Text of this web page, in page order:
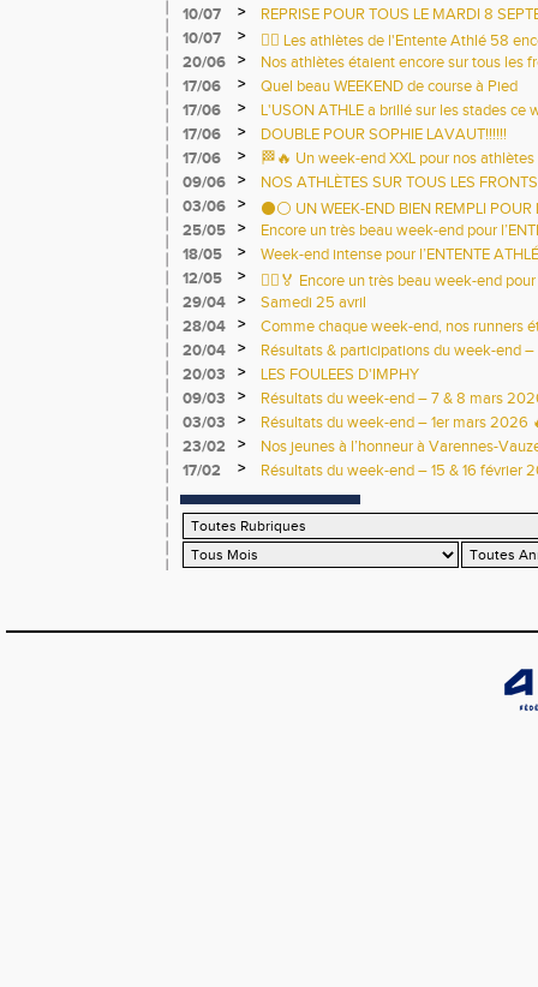
10/07 >
REPRISE POUR TOUS LE MARDI 8
LEO LAGRANGE.
10/07 >
🏃‍♀️ Les athlètes de l'Entente Athlé 58
terrains ce week-end ! 🏃‍♂️
20/06 >
Nos athlètes étaient encore sur tous les
la canicule ! 💙💛
17/06 >
Quel beau WEEKEND de course à Pied
17/06
>
L'USON ATHLE a brillé sur les stades ce
17/06
>
DOUBLE POUR SOPHIE LAVAUT!!!!!!
17/06
>
🏁🔥 Un week-end XXL pour nos athlètes
09/06
>
NOS ATHLÈTES SUR TOUS LES
03/06
>
⚫⚪ UN WEEK-END BIEN REMPLI POUR
25/05
>
Encore un très beau week-end pour
18/05
>
Week-end intense pour l’ENTENTE
12/05
>
🏃‍♂️🏅 Encore un très beau week-end
29/04
>
Samedi 25 avril
28/04
>
Comme chaque week-end, nos runners
20/04
>
Résultats & participations du week-end
20/03
>
LES FOULEES D'IMPHY
09/03
>
Résultats du week-end – 7 & 8 mars
03/03
>
Résultats du week-end – 1er mars 2026
23/02
>
Nos jeunes à l’honneur à Varennes-
17/02
> Résultats du week-end – 15 & 16 février